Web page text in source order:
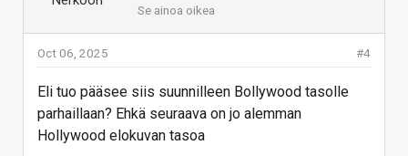
Se ainoa oikea
#4
Oct 06, 2025
Eli tuo pääsee siis suunnilleen Bollywood tasolle
parhaillaan? Ehkä seuraava on jo alemman
Hollywood elokuvan tasoa